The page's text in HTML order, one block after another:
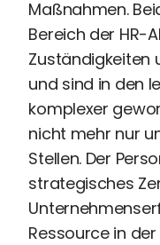
Maßnahmen.
Bereich der HR-
Zuständigkeiten
und sind in den
komplexer
nicht mehr nur
Stellen. Der
strategisches
Ressource in